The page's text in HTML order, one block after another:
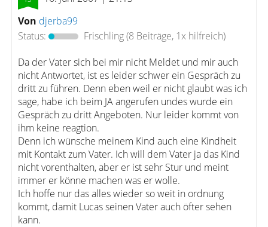
Von djerba99
Status:
Frischling(8 Beiträge, 1x hilfreich)
Da der Vater sich bei mir nicht Meldet und mir auch
nicht Antwortet, ist es leider schwer ein Gespräch zu
dritt zu führen. Denn eben weil er nicht glaubt was ich
sage, habe ich beim JA angerufen undes wurde ein
Gespräch zu dritt Angeboten. Nur leider kommt von
ihm keine reagtion.
Denn ich wünsche meinem Kind auch eine Kindheit
mit Kontakt zum Vater. Ich will dem Vater ja das Kind
nicht vorenthalten, aber er ist sehr Stur und meint
immer er könne machen was er wolle.
Ich hoffe nur das alles wieder so weit in ordnung
kommt, damit Lucas seinen Vater auch öfter sehen
kann.